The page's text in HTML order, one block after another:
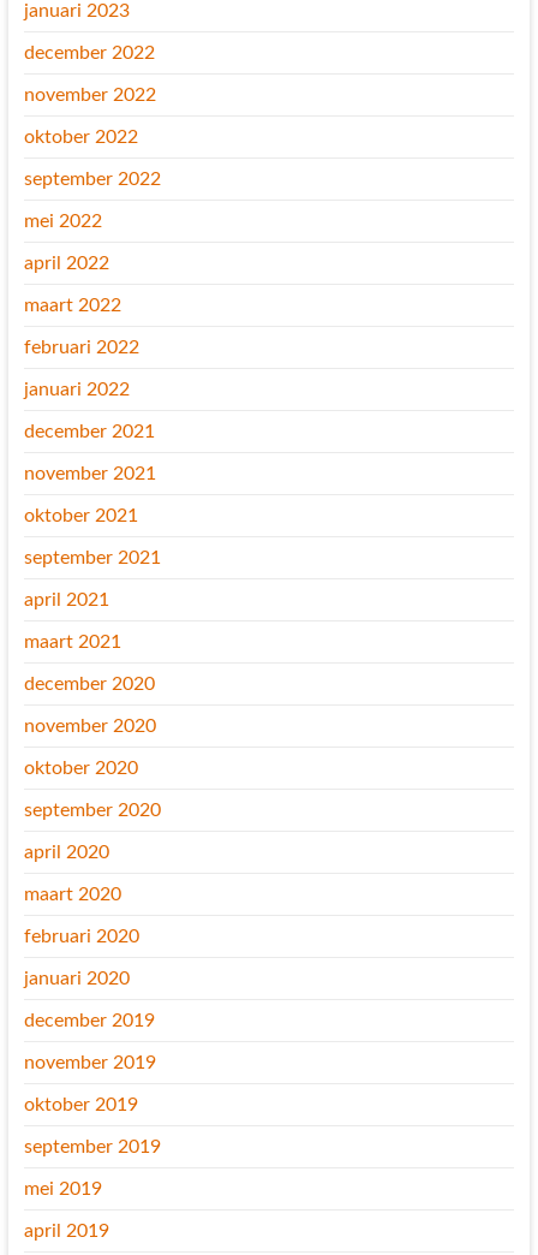
januari 2023
december 2022
november 2022
oktober 2022
september 2022
mei 2022
april 2022
maart 2022
februari 2022
januari 2022
december 2021
november 2021
oktober 2021
september 2021
april 2021
maart 2021
december 2020
november 2020
oktober 2020
september 2020
april 2020
maart 2020
februari 2020
januari 2020
december 2019
november 2019
oktober 2019
september 2019
mei 2019
april 2019